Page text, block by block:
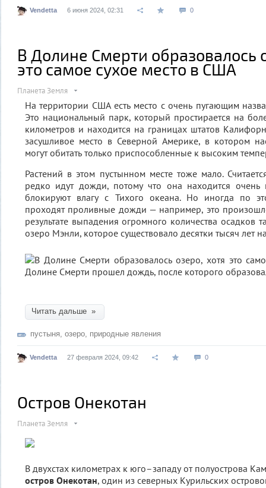
Vendetta 6 июня 2024, 02:31 0
В Долине Смерти образовалось
это самое сухое место в США
Планета Земля
На территории США есть место с очень пугающим
Это национальный парк, который простирается на
километров и находится на границах штатов
засушливое место в Северной Америке, в котором
могут обитать только приспособленные к высоким
Растений в этом пустынном месте тоже мало.
редко идут дожди, потому что она находится
блокируют влагу с Тихого океана. Но иногда по
проходят проливные дожди — например, это
результате выпадения огромного количества осадков
озеро Мэнли, которое существовало десятки тысяч лет
Читать дальше »
пустыня, озеро, природные явления
Vendetta 27 февраля 2024, 09:42 0
Остров Онекотан
Планета Земля
В двухстах километрах к юго–западу от полуострова
остров Онекотан, один из северных Курильских